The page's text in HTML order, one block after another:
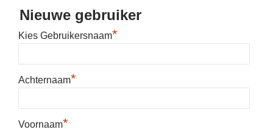
Nieuwe gebruiker
Kies Gebruikersnaam*
Achternaam*
Voornaam*